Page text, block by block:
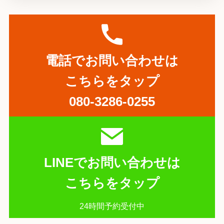
電話でお問い合わせは
こちらをタップ
080-3286-0255
LINEでお問い合わせは
こちらをタップ
24時間予約受付中